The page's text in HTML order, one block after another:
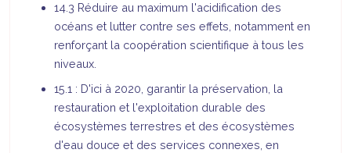
14.3 Réduire au maximum l'acidification des
océans et lutter contre ses effets, notamment en
renforçant la coopération scientifique à tous les
niveaux.
15.1 : D'ici à 2020, garantir la préservation, la
restauration et l'exploitation durable des
écosystèmes terrestres et des écosystèmes
d'eau douce et des services connexes, en